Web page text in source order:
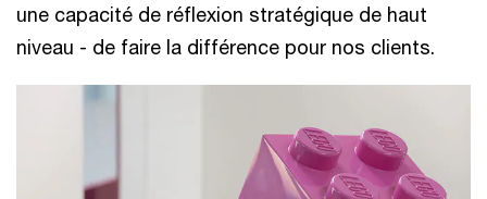
une capacité de réflexion stratégique de haut
niveau - de faire la différence pour nos clients.